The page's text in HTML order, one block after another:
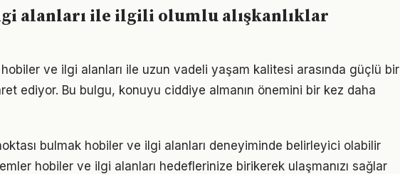
alanları ile ilgili olumlu alışkanlıklar
ve ilgi alanları ile uzun vadeli yaşam kalitesi arasında güçlü bir
ediyor. Bu bulgu, konuyu ciddiye almanın önemini bir kez daha
bulmak hobiler ve ilgi alanları deneyiminde belirleyici olabilir
hobiler ve ilgi alanları hedeflerinize birikerek ulaşmanızı sağlar